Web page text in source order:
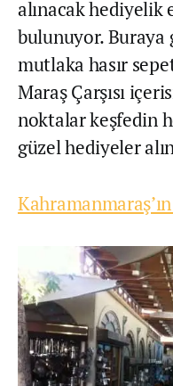
alınacak hediyelik
bulunuyor. Buraya
mutlaka hasır
Maraş Çarşısı
noktalar keşfedin
güzel hediyeler